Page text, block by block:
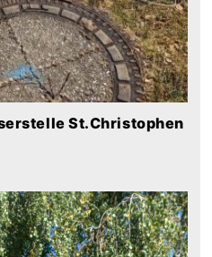
St.Christophen